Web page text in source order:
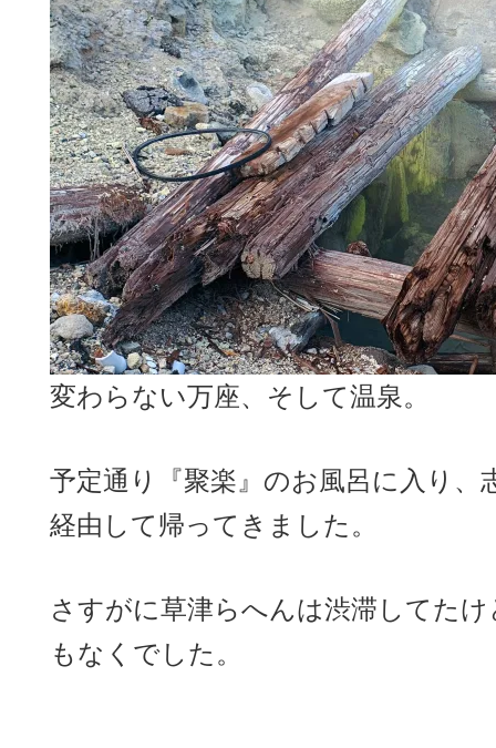
変わらない万座、そして温泉。
予定通り『聚楽』のお風呂に入り、
経由して帰ってきました。
さすがに草津らへんは渋滞してた
もなくでした。